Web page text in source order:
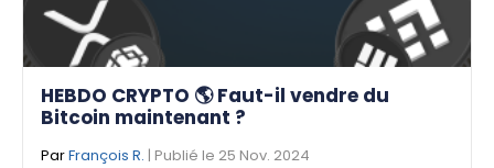
HEBDO CRYPTO 🌎 Faut-il vendre du
Bitcoin maintenant ?
ParFrançois R. | Publié le 25 Nov. 2024